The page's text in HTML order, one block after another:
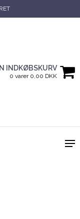
INDKØBSKURV
0 varer 0,00 DKK